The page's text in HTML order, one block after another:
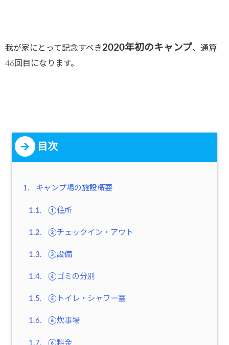
我が家にとって記念すべき2020年初のキャンプ、通算
46回目になります。
目次
1. キャンプ場の施設概要
1.1. ①住所
1.2. ②チェックイン・アウト
1.3. ③設備
1.4. ④ゴミの分別
1.5. ⑤トイレ・シャワー室
1.6. ⑥炊事場
1.7. ⑥料金